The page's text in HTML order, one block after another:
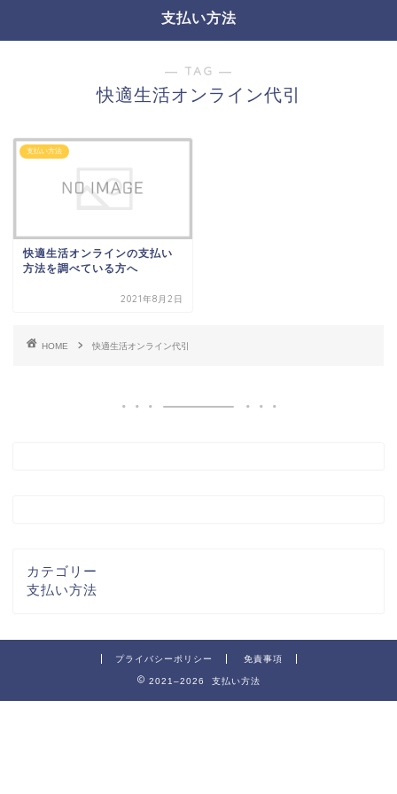
支払い方法
― TAG ―
快適生活オンライン代引
支払い方法
快適生活オンラインの支払い
方法を調べている方へ
2021年8月2日
HOME 快適生活オンライン代引
カテゴリー
支払い方法
プライバシーポリシー 免責事項
2021–2026 支払い方法